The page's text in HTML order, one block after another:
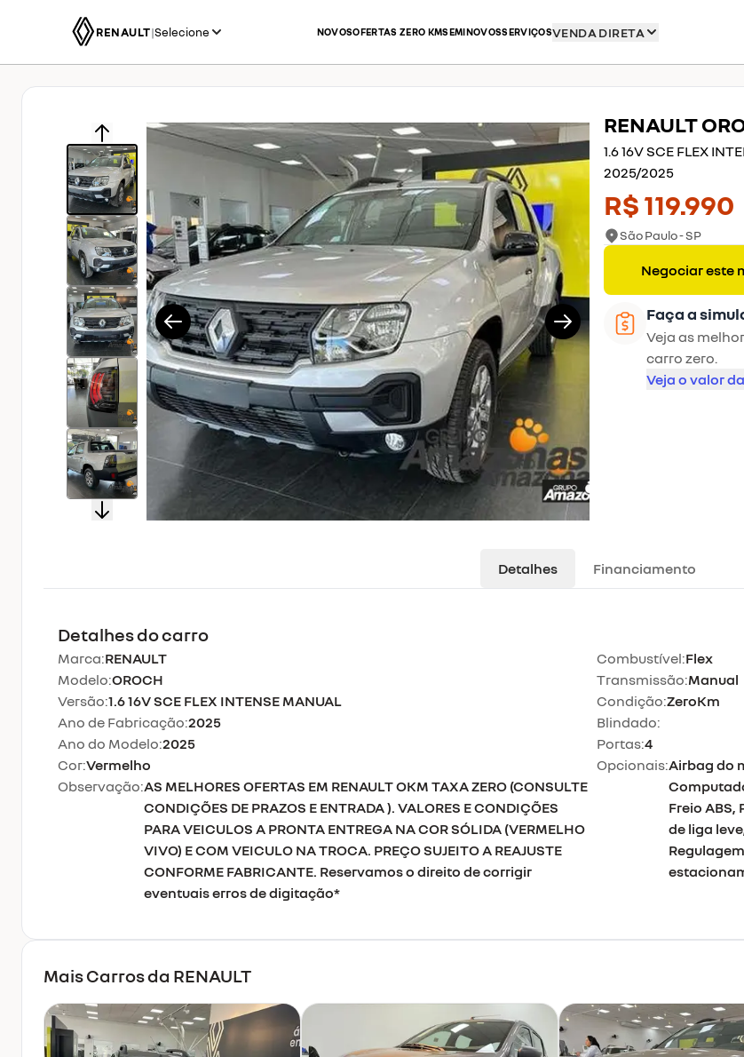
RENAULT|Selecione NOVOSOFERTAS ZERO KMSEMINOVOSSERVIÇOSVENDA DIRETA
1/19
RENAULT
1.6 16V SCE FLEX
2025/2025
R$ 119.990
São Paulo - SP
Negociar este
Faça a
Veja as
carro zero.
Veja o valor
Detalhes Financiamento
Detalhes do carro
Marca:RENAULT
Modelo:OROCH
Versão:1.6 16V SCE FLEX INTENSE MANUAL
Ano de Fabricação:2025
Ano do Modelo:2025
Cor:Vermelho
Observação:AS MELHORES OFERTAS EM RENAULT OKM TAXA ZERO (CONSULTE
CONDIÇÕES DE PRAZOS E ENTRADA ). VALORES E CONDIÇÕES
PARA VEICULOS A PRONTA ENTREGA NA COR SÓLIDA (VERMELHO
VIVO) E COM VEICULO NA TROCA. PREÇO SUJEITO A REAJUSTE
CONFORME FABRICANTE. Reservamos o direito de corrigir
eventuais erros de digitação*
Combustível:Flex
Transmissão:Manual
Condição:ZeroKm
Blindado:
Portas:4
Opcionais:Airbag do
Freio
de liga
Mais Carros da RENAULT